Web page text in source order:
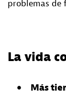
problemas de
La vida
Más